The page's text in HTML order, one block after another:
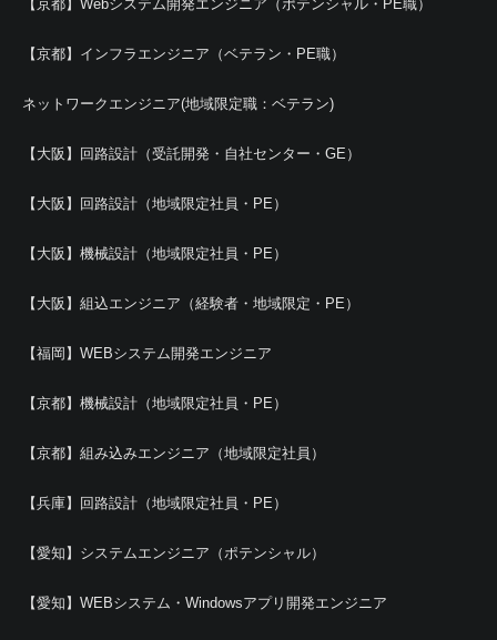
【京都】Webシステム開発エンジニア（ポテンシャル・PE職）
【京都】インフラエンジニア（ベテラン・PE職）
ネットワークエンジニア(地域限定職：ベテラン)
【大阪】回路設計（受託開発・自社センター・GE）
【大阪】回路設計（地域限定社員・PE）
【大阪】機械設計（地域限定社員・PE）
【大阪】組込エンジニア（経験者・地域限定・PE）
【福岡】WEBシステム開発エンジニア
【京都】機械設計（地域限定社員・PE）
【京都】組み込みエンジニア（地域限定社員）
【兵庫】回路設計（地域限定社員・PE）
【愛知】システムエンジニア（ポテンシャル）
【愛知】WEBシステム・Windowsアプリ開発エンジニア